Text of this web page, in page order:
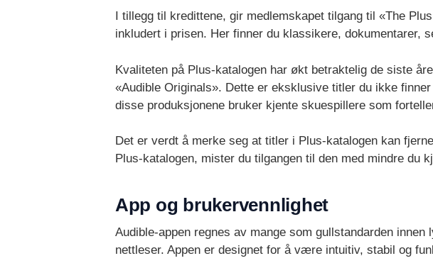
I tillegg til kredittene, gir medlemskapet tilgang til «The
inkludert i prisen. Her finner du klassikere, dokumentarer,
Kvaliteten på Plus-katalogen har økt betraktelig de siste
«Audible Originals». Dette er eksklusive titler du ikke
disse produksjonene bruker kjente skuespillere som
Det er verdt å merke seg at titler i Plus-katalogen kan
Plus-katalogen, mister du tilgangen til den med mindre du
App og brukervennlighet
Audible-appen regnes av mange som gullstandarden
nettleser. Appen er designet for å være intuitiv, stabil og